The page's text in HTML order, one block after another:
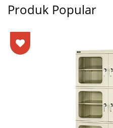
Produk Popular